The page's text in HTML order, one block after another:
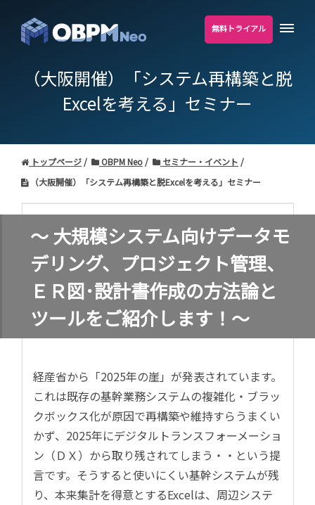
無料トライアル
（大阪開催）「システム再構築と脱
Excelを考える」セミナー
トップページ OBPM Neo
セミナー・イベント
（大阪開催）「システム再構築と脱Excelを考える」セミナー
～ 大規模システム向けデータモ
デリング、プロジェクト管理、
ＥＲ図･設計書作成の方法論と
ツールをご紹介します！～
経産省から「2025年の崖」が発表されています。
これは既存の基幹業務システムの複雑化・ブラッ
クボックス化が原因で再構築や維持すらうまくい
かず、 2025年にデジタルトランスフォーメーショ
ン（ＤＸ）から取り残されてしまう・・という提
言です。そうすると使いにくい基幹システムが残
り、本来集計を得意とするExcelは、周辺システ